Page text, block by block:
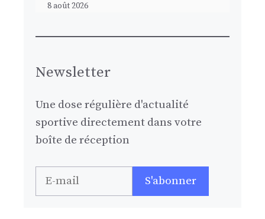
8 août 2026
Newsletter
Une dose régulière d'actualité
sportive directement dans votre
boîte de réception